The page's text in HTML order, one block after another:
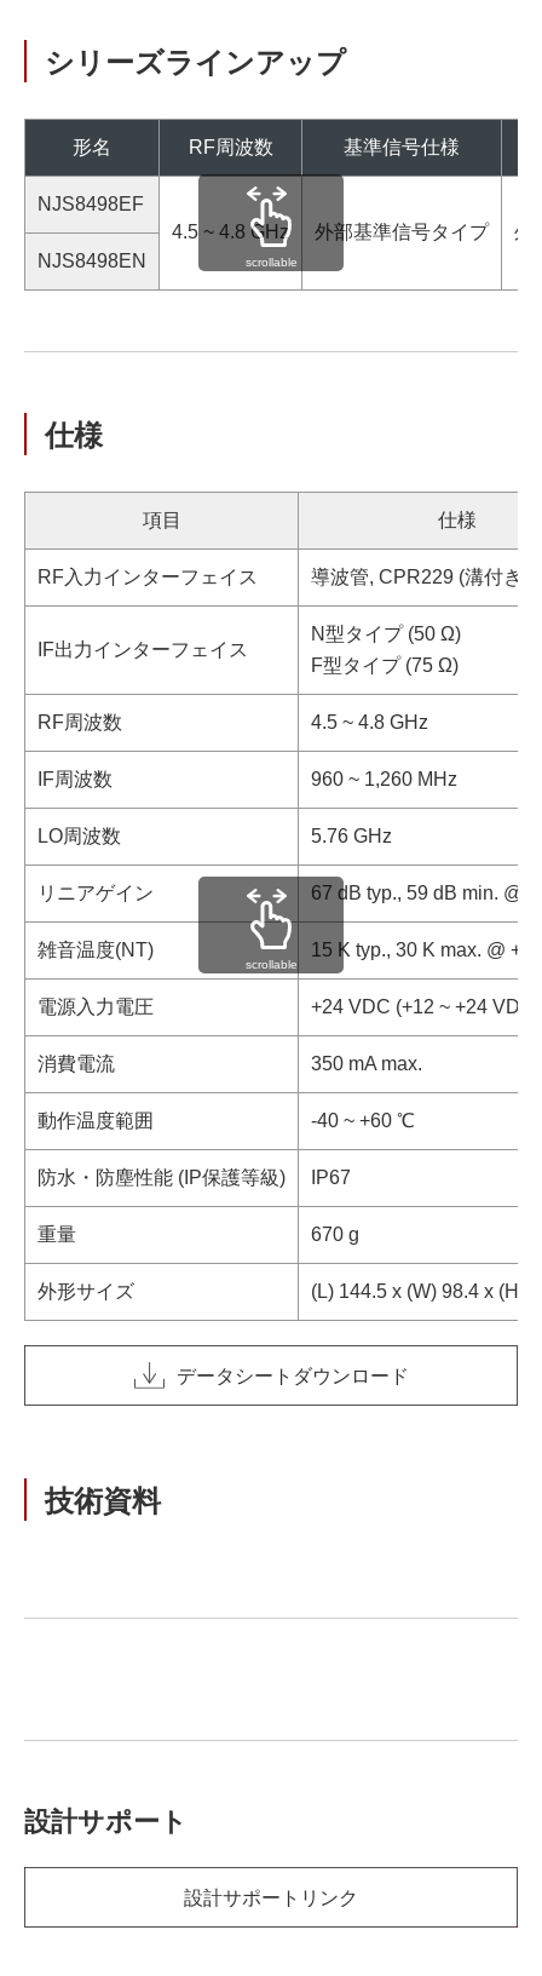
シリーズラインアップ
形名 RF周波数 基準信号仕様
NJS8498EF
4.5 ~ 4.8 GHz
外部基準信号タイプ
外
NJS8498EN
scrollable
仕様
項目 仕様
RF入力インターフェイス 導波管, CPR229 (溝付き)
IF出力インターフェイス
N型タイプ (50 Ω)
F型タイプ (75 Ω)
RF周波数 4.5 ~ 4.8 GHz
IF周波数 960 ~ 1,260 MHz
LO周波数 5.76 GHz
リニアゲイン 67 dB typ., 59 dB min. @
雑音温度(NT) 15 K typ., 30 K max. @
電源入力電圧 +24 VDC (+12 ~ +24 VDC)
消費電流 350 mA max.
動作温度範囲 -40 ~ +60 ℃
防水・防塵性能 (IP保護等級) IP67
重量 670 g
外形サイズ (L) 144.5 x (W) 98.4 x (H)
scrollable
データシートダウンロード
技術資料
設計サポート
設計サポートリンク